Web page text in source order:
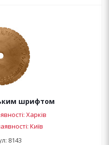
шрифтом
Харків
Київ
8143